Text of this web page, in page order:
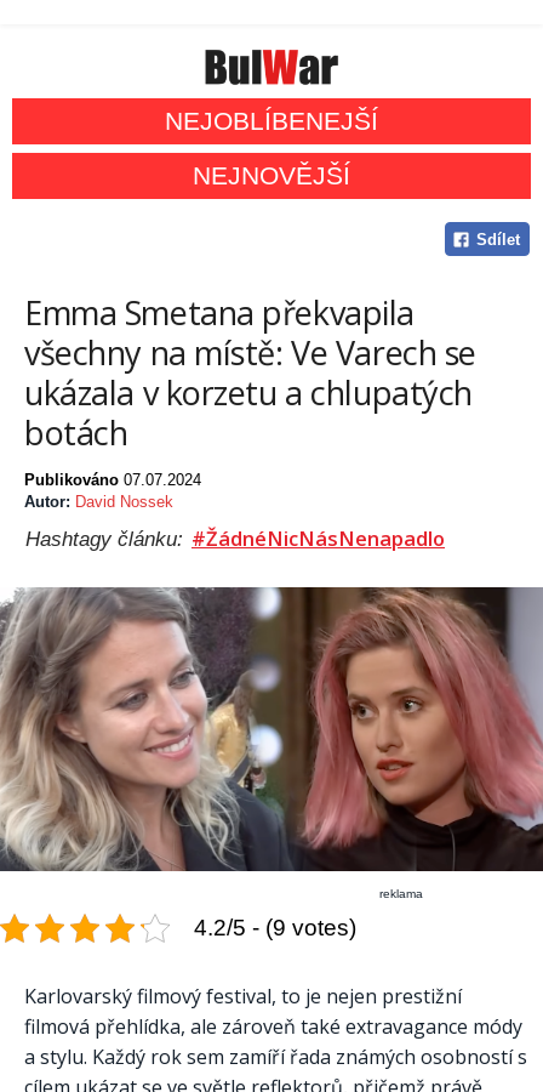
NEJOBLÍBENEJŠÍ
NEJNOVĚJŠÍ
Sdílet
Emma Smetana překvapila
všechny na místě: Ve Varech se
ukázala v korzetu a chlupatých
botách
Publikováno 07.07.2024
Autor: David Nossek
Hashtagy článku: #ŽádnéNicNásNenapadlo
reklama
4.2/5 - (9 votes)
Karlovarský filmový festival, to je nejen prestižní
filmová přehlídka, ale zároveň také extravagance módy
a stylu. Každý rok sem zamíří řada známých osobností s